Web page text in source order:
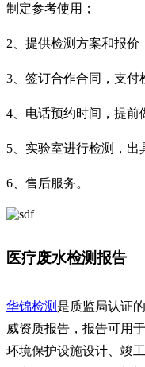
制定参考使用；
2、提供检测方案和报价
3、签订合作合同，支付
4、电话预约时间，提前
5、实验室进行检测，出
6、售后服务。
医疗废水检测报告
华锦检测 是质监局认证
威资质报告，报告可用
环境保护设施设计、竣